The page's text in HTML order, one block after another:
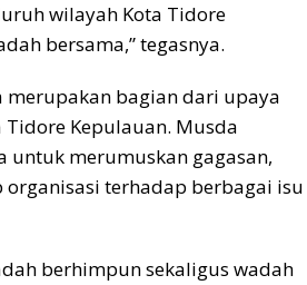
wilayah Kota Tidore
bersama,” tegasnya.
merupakan bagian dari upaya
Kepulauan. Musda
merumuskan gagasan,
terhadap berbagai isu
berhimpun sekaligus wadah